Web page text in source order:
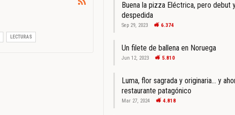
LECTURAS
Buena la pizza Eléctrica, pero debut
despedida
Sep 29, 2023 6.374
Un filete de ballena en Noruega
Jun 12, 2023 5.810
Luma, flor sagrada y originaria… y
restaurante patagónico
Mar 27, 2024 4.818